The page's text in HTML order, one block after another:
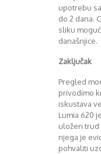
upotrebu
do 2 dana.
sliku
današnjice.
Zaključak
Pregled
privodimo
iskustava
Lumia 620
uložen trud
njega je
pohvaliti